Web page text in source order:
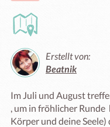
Erstellt von:
Beatnik
Im Juli und August
, um in fröhlicher Runde
Körper und deine